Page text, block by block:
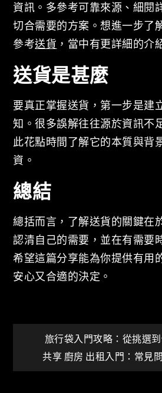
資訊。多參考可靠來源、細閱
切合需要的方案。想進一步了
參考送貨 ，當中有更詳細的介
送貨是甚麼
要真正掌握送貨，第一步是建
知。很多誤解往往源於資訊不
此花點時間了解它的本質與背
資。
總結
總括而言，了解送貨的關鍵在
認清自己的需要，並在有需要
希望這篇分享能為你提供有用
安心又合適的決定。
文
章
旅行袋入門攻略：從挑選
共享 廚房 出租入門：常見